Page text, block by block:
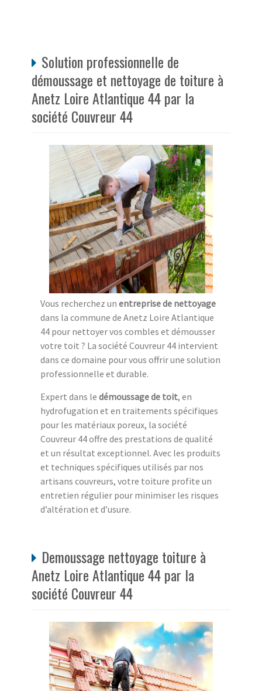
Solution professionnelle de
démoussage et nettoyage de toiture à
Anetz Loire Atlantique 44 par la
société Couvreur 44
Vous recherchez un entreprise de nettoyage
dans la commune de Anetz Loire Atlantique
44 pour nettoyer vos combles et démousser
votre toit ? La société Couvreur 44 intervient
dans ce domaine pour vous offrir une solution
professionnelle et durable.
Expert dans le démoussage de toit, en
hydrofugation et en traitements spécifiques
pour les matériaux poreux, la société
Couvreur 44 offre des prestations de qualité
et un résultat exceptionnel. Avec les produits
et techniques spécifiques utilisés par nos
artisans couvreurs, votre toiture profite un
entretien régulier pour minimiser les risques
d’altération et d’usure.
Demoussage nettoyage toiture à
Anetz Loire Atlantique 44 par la
société Couvreur 44